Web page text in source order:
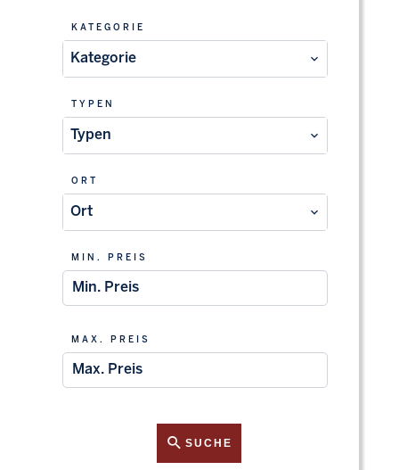
KATEGORIE
Kategorie
TYPEN
Typen
ORT
Ort
MIN. PREIS
MAX. PREIS
SUCHE